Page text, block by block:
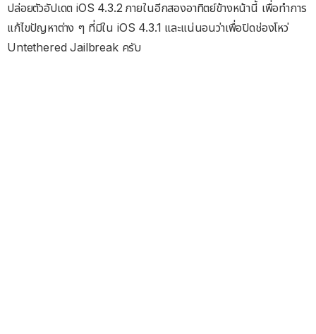
ปล่อยตัวอัปเดต iOS 4.3.2 ภายในอีกสองอาทิตย์ข้างหน้านี้ เพื่อทำการ
แก้ไขปัญหาต่าง ๆ ที่มีใน iOS 4.3.1 และแน่นอนว่าเพื่อปิดช่องโหว่
Untethered Jailbreak ครับ